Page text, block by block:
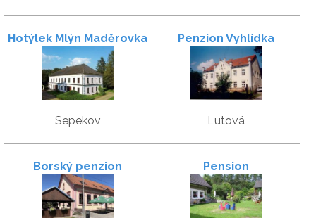
Hotýlek Mlýn Maděrovka
Sepekov
Penzion Vyhlídka
Lutová
Borský penzion Pension